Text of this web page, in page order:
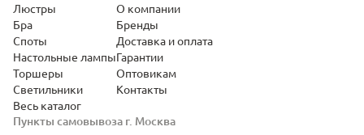
Пункты самовывоза г. Москва
Люстры
Бра
Споты
Настольные лампы
Торшеры
Светильники
Весь каталог
О компании
Бренды
Доставка и оплата
Гарантии
Оптовикам
Контакты